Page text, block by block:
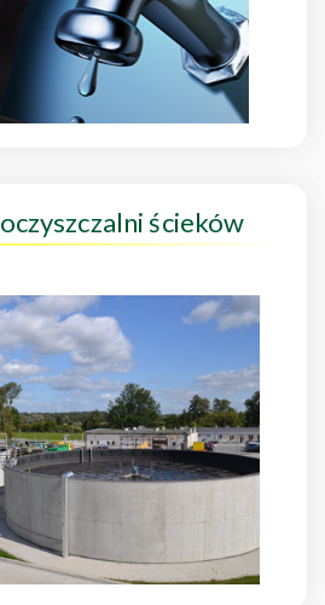
oczyszczalni ścieków